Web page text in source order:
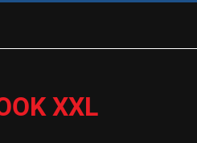
XXL